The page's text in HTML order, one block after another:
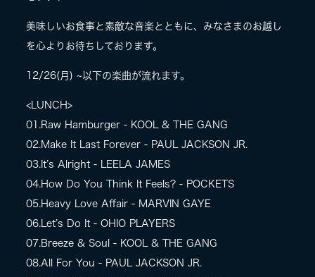
MASA BLOG
美味しいお食事と素敵な音楽とともに、みなさまのお越し
を心よりお待ちしております。
12/26(月) ~以下の楽曲が流れます。
<LUNCH>
01.Raw Hamburger - KOOL & THE GANG
02.Make It Last Forever - PAUL JACKSON JR.
03.It’s Alright - LEELA JAMES
04.How Do You Think It Feels? - POCKETS
05.Heavy Love Affair - MARVIN GAYE
06.Let’s Do It - OHIO PLAYERS
07.Breeze & Soul - KOOL & THE GANG
08.All For You - PAUL JACKSON JR.